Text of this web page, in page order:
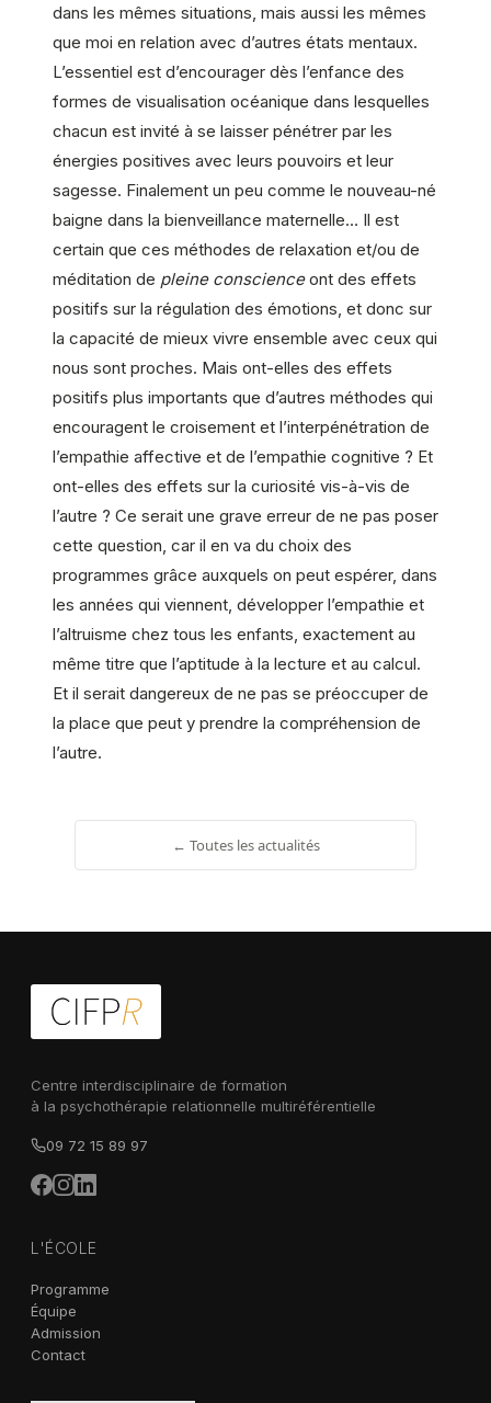
dans les mêmes situations, mais aussi les mêmes
que moi en relation avec d’autres états mentaux.
L’essentiel est d’encourager dès l’enfance des
formes de visualisation océanique dans lesquelles
chacun est invité à se laisser pénétrer par les
énergies positives avec leurs pouvoirs et leur
sagesse. Finalement un peu comme le nouveau-né
baigne dans la bienveillance maternelle… Il est
certain que ces méthodes de relaxation et/ou de
méditation de pleine conscienceont des effets
positifs sur la régulation des émotions, et donc sur
la capacité de mieux vivre ensemble avec ceux qui
nous sont proches. Mais ont-elles des effets
positifs plus importants que d’autres méthodes qui
encouragent le croisement et l’interpénétration de
l’empathie affective et de l’empathie cognitive ? Et
ont-elles des effets sur la curiosité vis-à-vis de
l’autre ? Ce serait une grave erreur de ne pas poser
cette question, car il en va du choix des
programmes grâce auxquels on peut espérer, dans
les années qui viennent, développer l’empathie et
l’altruisme chez tous les enfants, exactement au
même titre que l’aptitude à la lecture et au calcul.
Et il serait dangereux de ne pas se préoccuper de
la place que peut y prendre la compréhension de
l’autre.
← Toutes les actualités
Centre interdisciplinaire de formation
à la psychothérapie relationnelle multiréférentielle
09 72 15 89 97
L'ÉCOLE
Programme
Équipe
Admission
Contact